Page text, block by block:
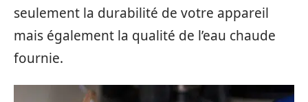
seulement la durabilité de votre appareil
mais également la qualité de l’eau chaude
fournie.